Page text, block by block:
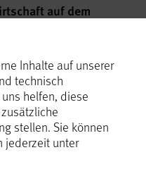
auf dem
PKW | Albgut
Inhalte auf unserer
technisch
helfen, diese
stellen. Sie können
jederzeit unter